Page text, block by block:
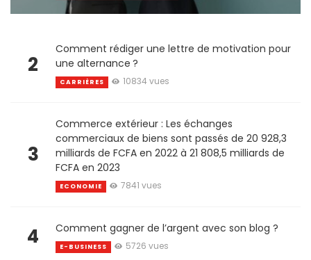
2
Comment rédiger une lettre de motivation pour
une alternance ?
CARRIÈRES 10834 vues
3
Commerce extérieur : Les échanges
commerciaux de biens sont passés de 20 928,3
milliards de FCFA en 2022 à 21 808,5 milliards de
FCFA en 2023
ECONOMIE 7841 vues
4 Comment gagner de l’argent avec son blog ?
E-BUSINESS 5726 vues